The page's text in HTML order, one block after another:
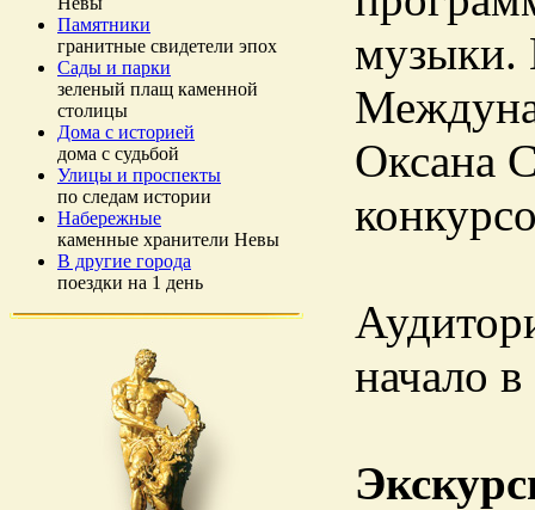
Памятники
гранитные свидетели эпох
Сады и парки
зеленый плащ каменной
столицы
Дома с историей
дома с судьбой
Улицы и проспекты
по следам истории
Набережные
каменные хранители Невы
В другие города
поездки на 1 день
музыки.
Оксана
начало